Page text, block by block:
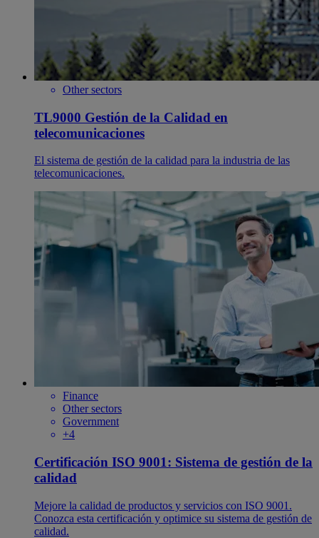
Other sectors
TL9000 Gestión de la Calidad en
telecomunicaciones
El sistema de gestión de la calidad para la industria de las
telecomunicaciones.
Finance
Other sectors
Government
+4
Certificación ISO 9001: Sistema de gestión de la
calidad
Mejore la calidad de productos y servicios con ISO 9001.
Conozca esta certificación y optimice su sistema de gestión de
calidad.